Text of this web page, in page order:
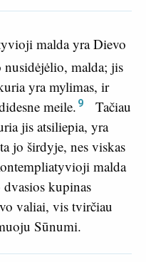
malda yra Dievo
malda; jis
yra mylimas, ir
meile. 9
Tačiau
jis atsiliepia, yra
jo širdyje, nes viskas
malda
kupinas
valiai, vis tvirčiau
Sūnumi.